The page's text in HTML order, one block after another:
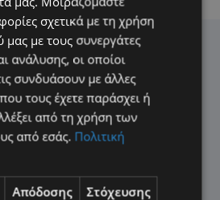
σχετικά με τη χρήση
μας με τους συνεργάτες
ανάλυσης, οι οποίοι
συνδυάσουν με άλλες
τους έχετε παράσχει ή
από τη χρήση των
από εσάς. Πολιτική
Απόδοσης Στόχευσης